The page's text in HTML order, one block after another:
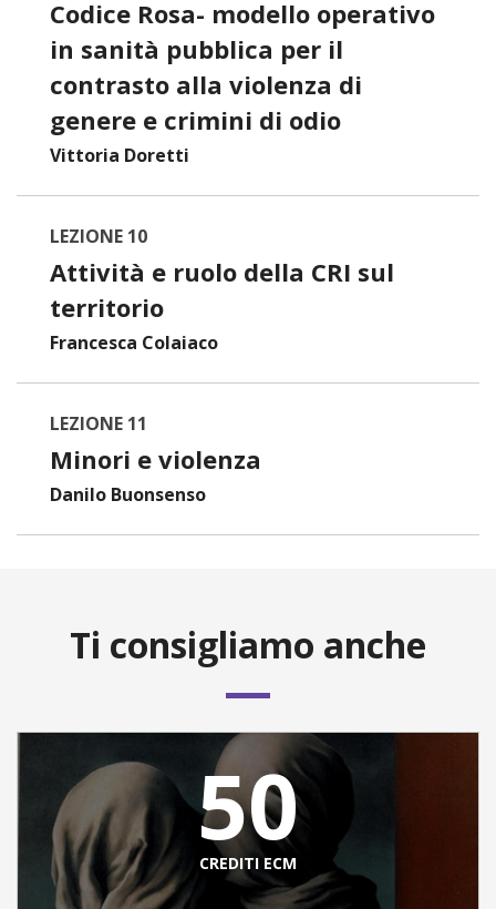
Codice Rosa- modello operativo
in sanità pubblica per il
contrasto alla violenza di
genere e crimini di odio
Vittoria Doretti
LEZIONE 10
Attività e ruolo della CRI sul
territorio
Francesca Colaiaco
LEZIONE 11
Minori e violenza
Danilo Buonsenso
Ti consigliamo anche
50
CREDITI ECM